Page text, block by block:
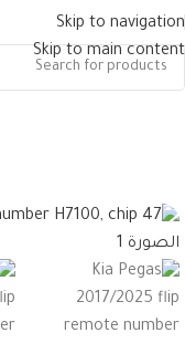
Skip to navigation
Skip to main content